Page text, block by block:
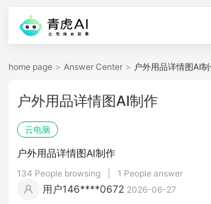
home page > Answer Center > 户外用品详情图AI
户外用品详情图AI制作
云电脑
户外用品详情图AI制作
134 People browsing 1 People answer
用户146****0672 2026-06-27